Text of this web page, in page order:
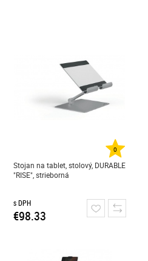
0
Stojan na tablet, stolový, DURABLE
"RISE", strieborná
s DPH
€98.33